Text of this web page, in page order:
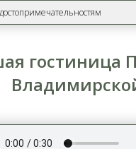
гостиница